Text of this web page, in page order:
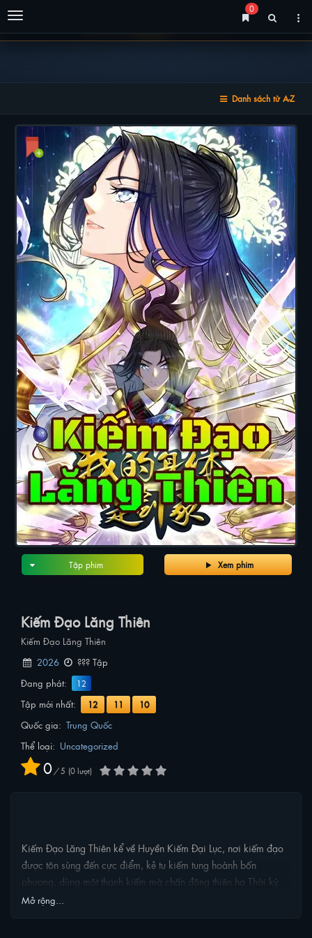
Menu
0
Danh sách từ A-Z
Xem phim
Tập phim
Kiếm Đạo Lăng Thiên
Kiếm Đạo Lăng Thiên
2026
??? Tập
Đang phát:
12
Tập mới nhất: 12 11 10
Quốc gia: Trung Quốc
Thể loại: Uncategorized
0 / 5 0lượt
Kiếm Đạo Lăng Thiên kể về Huyền Kiếm Đại Lục, nơi kiếm đạo
được tôn sùng đến cực điểm, kẻ tu kiếm tung hoành bốn
phương, dùng một thanh kiếm mà chấn động thiên hạ Thời kỳ
huy hoàng năm xưa, giới kiếm tu từng tạo nên vô số truyền kỳ,
Mở rộng...